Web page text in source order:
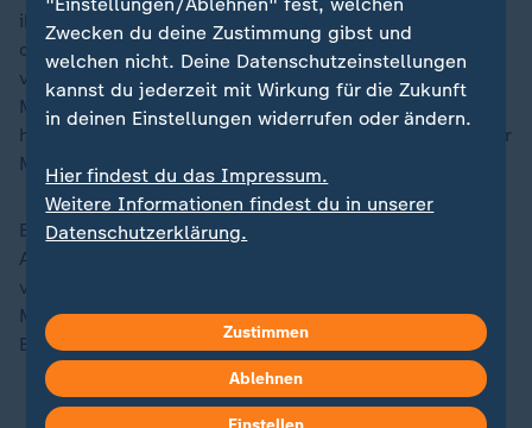
ihm gelenkt hatte. Pech hatte Heidenheim kurz vor
dem 0:3, als ein Ball knapp am Frankfurter Tor
vorbeirollte. Im Gegenzug war dann einmal mehr
Marmoush nicht mehr aufzuhalten. Die Fans
honorierten die Leistung mit ausgelassenen "Deutscher
Meister wird nur die SGE"-Gesängen.
Beinahe hätten sie auch noch das dritte Tor des
Angreifers bejubeln dürfen. Einmal schlenzte er aber
vorbei (68.), zwei weitere Male war Torhüter Kevin
Müller zur Stelle (71. und 86.). Heidenheims Adrian
Beck traf in der Nachspielzeit nur die Latte.
Zwecken du deine Zustimmung gibst und
welchen nicht. Deine Datenschutzeinstellungen
kannst du jederzeit mit Wirkung für die Zukunft
in deinen Einstellungen widerrufen oder ändern.
Hier findest du das Impressum.
Weitere Informationen findest du in unserer
Datenschutzerklärung.
Zustimmen
Ablehnen